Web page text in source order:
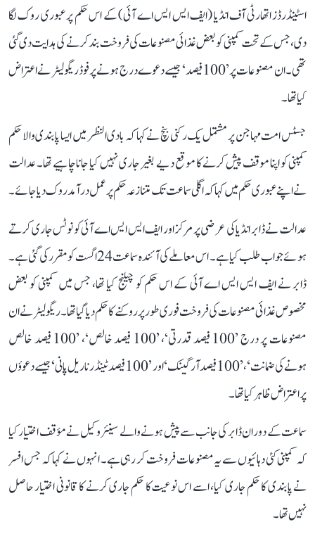
اسٹینڈرڈز اتھارٹی آف انڈیا (ایف ایس ایس اے آئی) کے اس حکم پر عبوری روک لگا
دی، جس کے تحت کمپنی کو بعض غذائی مصنوعات کی فروخت بند کرنے کی ہدایت دی گئی
تھی۔ ان مصنوعات پر ’100 فیصد‘ جیسے دعوے درج ہونے پر فوڈ ریگولیٹر نے اعتراض
کیا تھا۔
جسٹس امت مہاجن پر مشتمل یک رکنی بنچ نے کہا کہ بادی النظر میں ایسا پابندی والا حکم
کمپنی کو اپنا موقف پیش کرنے کا موقع دیے بغیر جاری نہیں کیا جانا چاہیے تھا۔ عدالت
نے اپنے عبوری حکم میں کہا کہ اگلی سماعت تک متنازعہ حکم پر عمل درآمد روک دیا جائے۔
عدالت نے ڈابر انڈیا کی عرضی پر مرکز اور ایف ایس ایس اے آئی کو نوٹس جاری کرتے
ہوئے جواب طلب کیا ہے۔ اس معاملے کی آئندہ سماعت 24 اگست کو مقرر کی گئی ہے۔
ڈابر نے ایف ایس ایس اے آئی کے اس حکم کو چیلنج کیا تھا، جس میں کمپنی کو بعض
مخصوص غذائی مصنوعات کی فروخت فوری طور پر روکنے کا حکم دیا گیا تھا۔ ریگولیٹر نے ان
مصنوعات پر درج ’100 فیصد قدرتی‘، ’100 فیصد خالص‘، ’100 فیصد خالص
ہونے کی ضمانت‘، ’100 فیصد آرگینک‘ اور ’100 فیصد ٹینڈر ناریل پانی‘ جیسے دعوؤں
پر اعتراض ظاہر کیا تھا۔
سماعت کے دوران ڈابر کی جانب سے پیش ہونے والے سینئر وکیل نے مؤقف اختیار کیا
کہ کمپنی کئی دہائیوں سے یہ مصنوعات فروخت کر رہی ہے۔ انہوں نے کہا کہ جس افسر
نے پابندی کا حکم جاری کیا، اسے اس نوعیت کا حکم جاری کرنے کا قانونی اختیار حاصل
نہیں تھا۔